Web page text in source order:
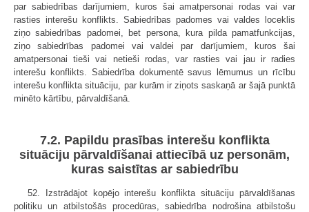
par sabiedrības darījumiem, kuros šai amatpersonai rodas vai var
rasties interešu konflikts. Sabiedrības padomes vai valdes loceklis
ziņo sabiedrības padomei, bet persona, kura pilda pamatfunkcijas,
ziņo sabiedrības padomei vai valdei par darījumiem, kuros šai
amatpersonai tieši vai netieši rodas, var rasties vai jau ir radies
interešu konflikts. Sabiedrība dokumentē savus lēmumus un rīcību
interešu konflikta situāciju, par kurām ir ziņots saskaņā ar šajā punktā
minēto kārtību, pārvaldīšanā.
7.2. Papildu prasības interešu konflikta
situāciju pārvaldīšanai attiecībā uz personām,
kuras saistītas ar sabiedrību
52. Izstrādājot kopējo interešu konflikta situāciju pārvaldīšanas
politiku un atbilstošās procedūras, sabiedrība nodrošina atbilstošu